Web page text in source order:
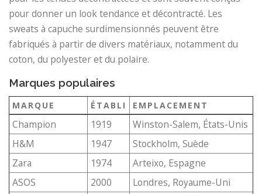
pour donner un look tendance et décontracté. Les
sweats à capuche surdimensionnés peuvent être
fabriqués à partir de divers matériaux, notamment du
coton, du polyester et du polaire.
Marques populaires
MARQUE ÉTABLI EMPLACEMENT
Champion 1919
Winston-Salem, États-Unis
H&M
1947
Stockholm, Suède
Zara
1974
Arteixo, Espagne
ASOS
2000
Londres, Royaume-Uni